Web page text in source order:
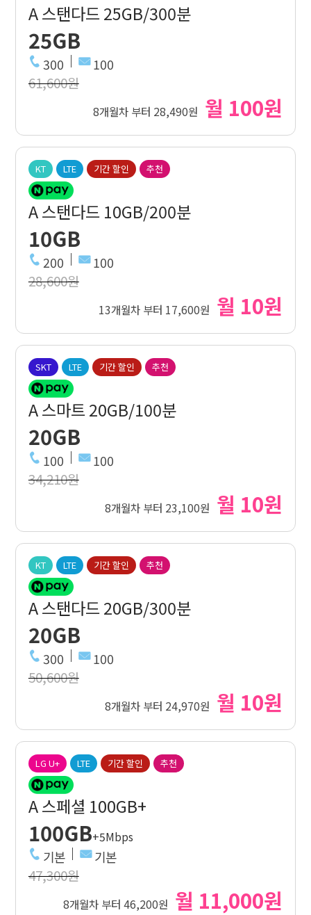
A 스탠다드 25GB/300분
25GB
300 100
61,600원
8개월차 부터 28,490원 월 100원
KT LTE 기간 할인 추천
A 스탠다드 10GB/200분
10GB
200 100
28,600원
13개월차 부터 17,600원 월 10원
SKT LTE 기간 할인 추천
A 스마트 20GB/100분
20GB
100 100
34,210원
8개월차 부터 23,100원 월 10원
KT LTE 기간 할인 추천
A 스탠다드 20GB/300분
20GB
300 100
50,600원
8개월차 부터 24,970원 월 10원
LG U+ LTE 기간 할인 추천
A 스페셜 100GB+
100GB+5Mbps
기본 기본
47,300원
8개월차 부터 46,200원 월 11,000원